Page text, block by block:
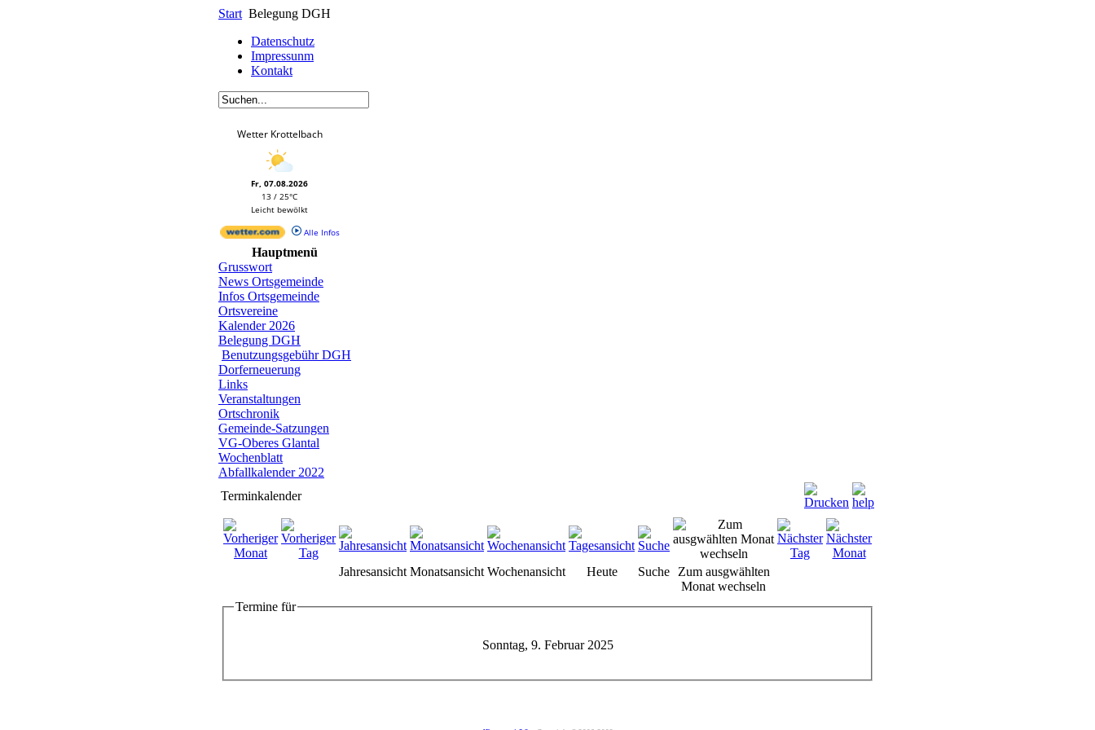
Start Belegung DGH
Datenschutz
Impressunm
Kontakt
Wetter Krottelbach
Fr, 07.08.2026
13 / 25°C
Leicht bewölkt
Alle Infos
Hauptmenü
Grusswort
News Ortsgemeinde
Infos Ortsgemeinde
Ortsvereine
Kalender 2026
Belegung DGH
Benutzungsgebühr DGH
Dorferneuerung
Links
Veranstaltungen
Ortschronik
Gemeinde-Satzungen
VG-Oberes Glantal
Wochenblatt
Abfallkalender 2022
Terminkalender
Jahresansicht Monatsansicht Wochenansicht Heute Suche
Zum ausgwählten
Monat wechseln
Termine für
Sonntag, 9. Februar 2025